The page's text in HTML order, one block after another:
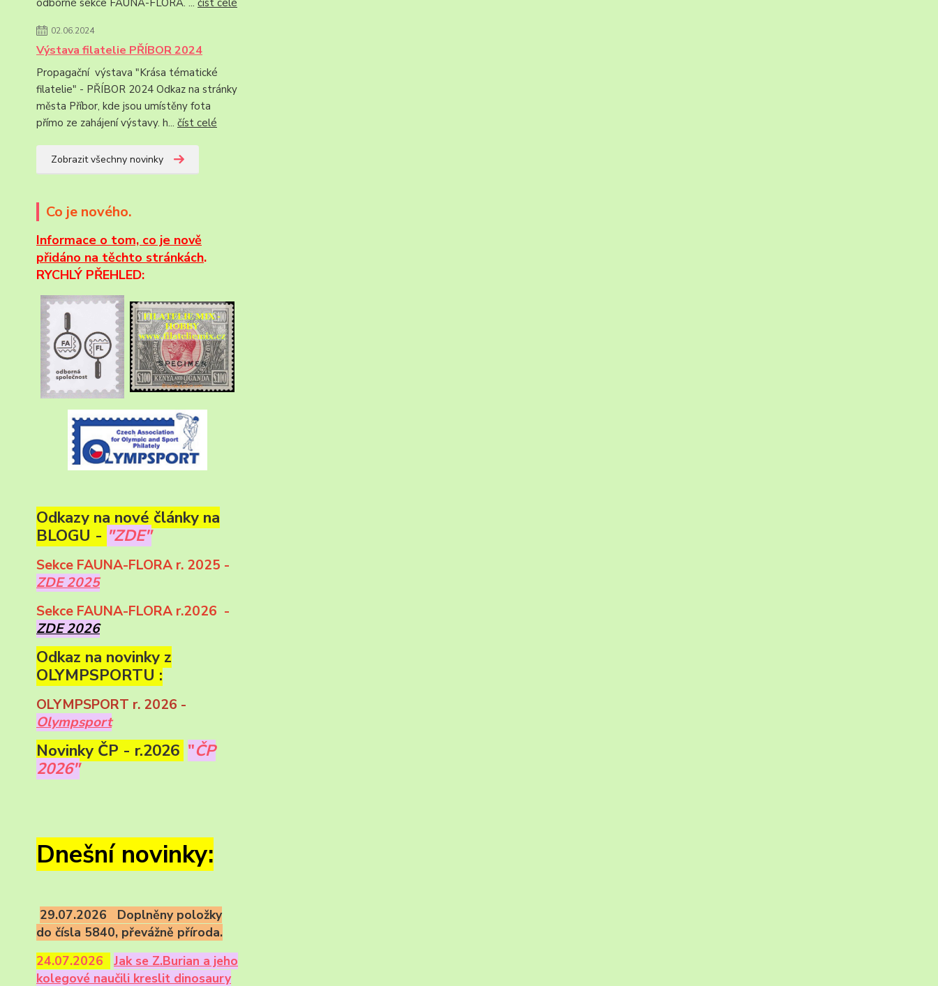
02.06.2024
Výstava filatelie PŘÍBOR 2024
Propagační výstava "Krása tématické
filatelie" - PŘÍBOR 2024 Odkaz na stránky
města Příbor, kde jsou umístěny fota
přímo ze zahájení výstavy. h... číst celé
Zobrazit všechny novinky
Co je nového.
Informace o tom, co je nově
přidáno na těchto stránkách.
RYCHLÝ PŘEHLED:
Odkazy na nové články na
BLOGU - "ZDE"
Sekce FAUNA-FLORA r. 2025 -
ZDE 2025
Sekce FAUNA-FLORA r.2026 -
ZDE 2026
Odkaz na novinky z
OLYMPSPORTU :
OLYMPSPORT r. 2026 -
Olympsport
Novinky ČP - r.2026 "ČP
2026"
Dnešní novinky:
29.07.2026 Doplněny položky
do čísla 5840, převážně příroda.
24.07.2026
Jak se Z.Burian a jeho
kolegové naučili kreslit dinosaury